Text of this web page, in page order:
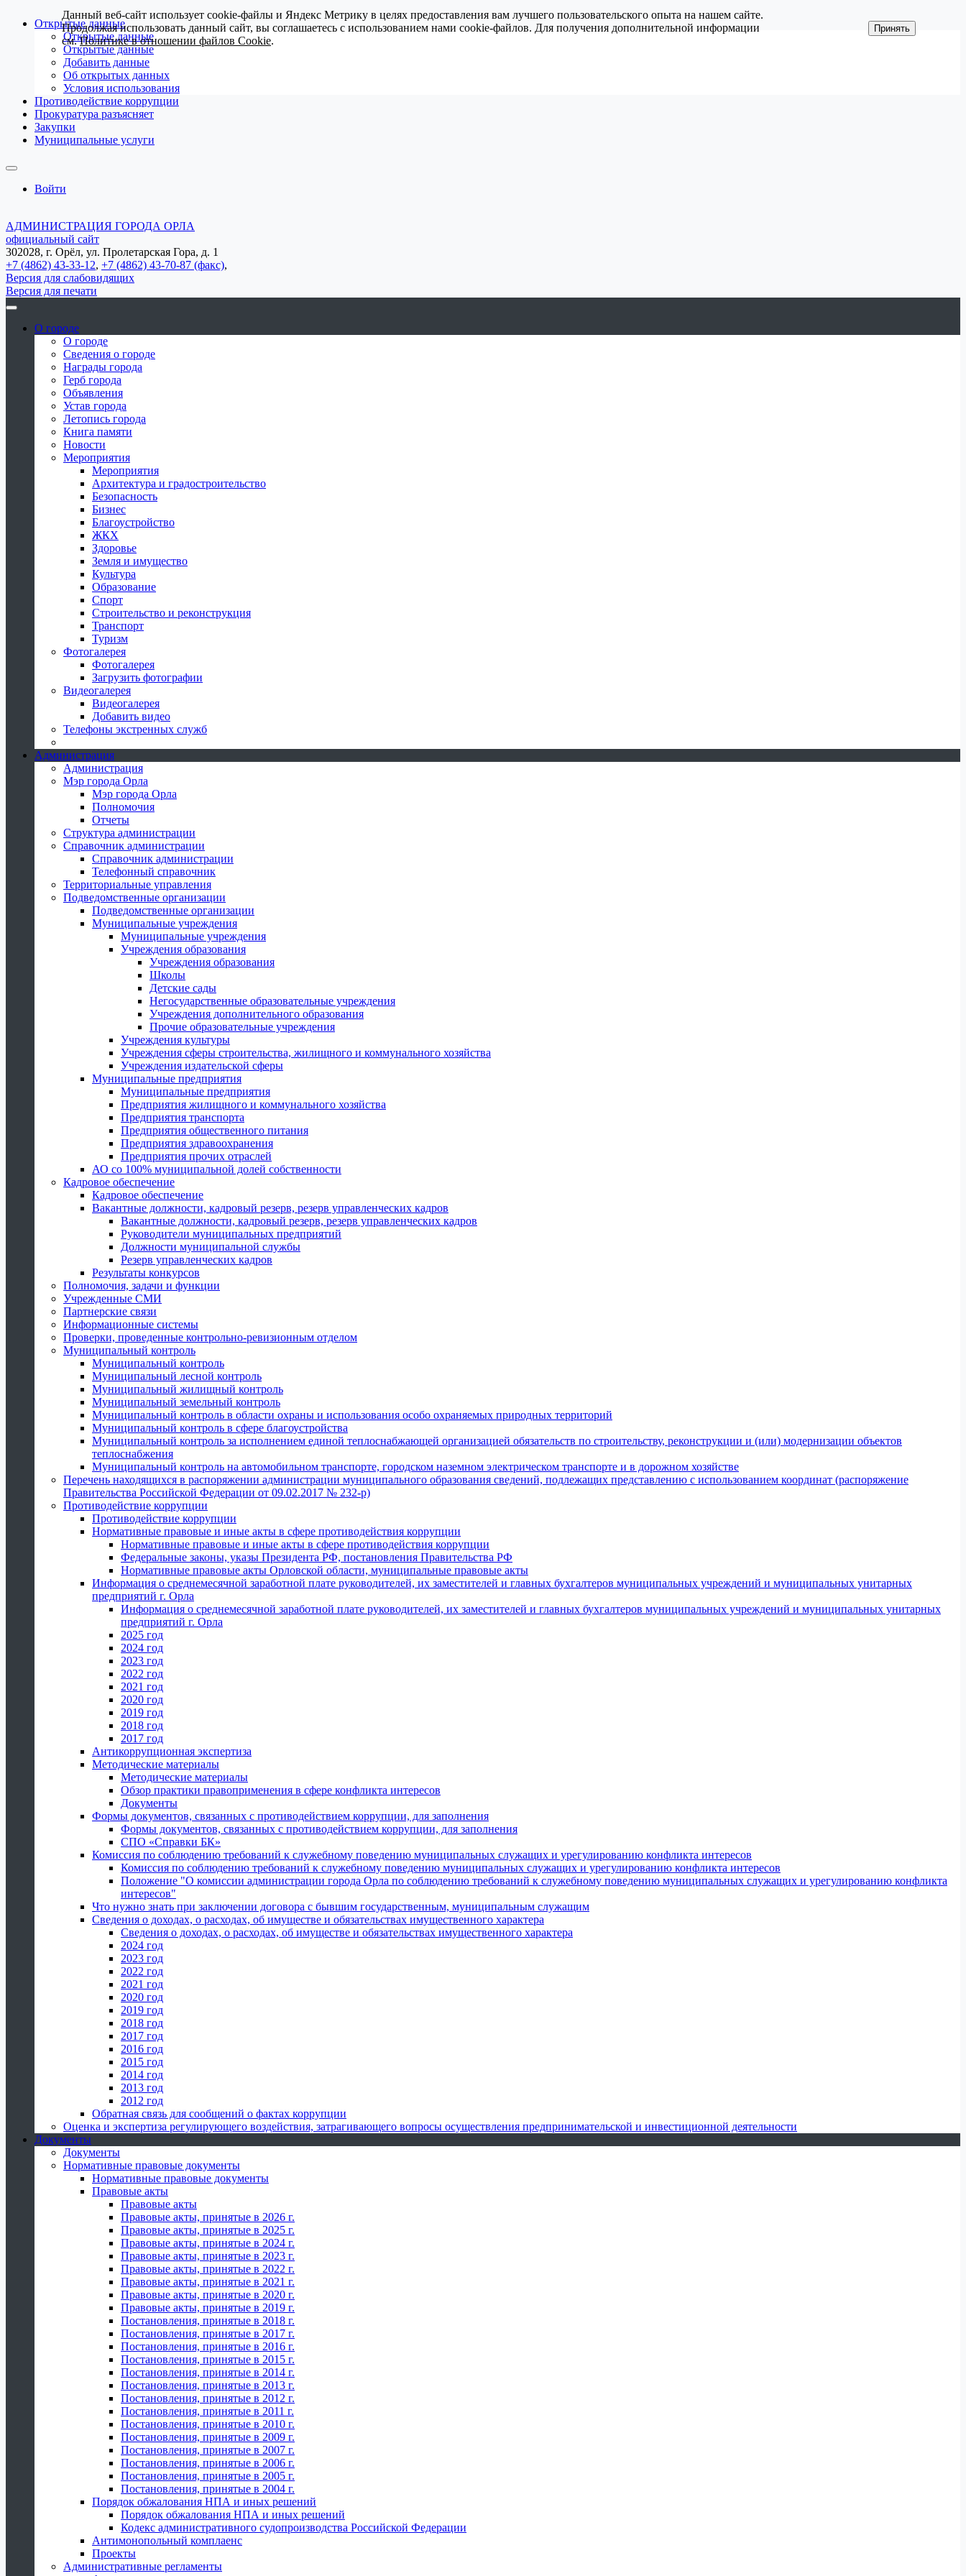
Открытые данные
Открытые данные
Открытые данные
Добавить данные
Об открытых данных
Условия использования
Противодействие коррупции
Прокуратура разъясняет
Закупки
Муниципальные услуги
Войти
АДМИНИСТРАЦИЯ ГОРОДА ОРЛА
официальный сайт
302028, г. Орёл, ул. Пролетарская Гора, д. 1
+7 (4862) 43-33-12, +7 (4862) 43-70-87 (факс),
Версия для слабовидящих
Версия для печати
О городе
О городе
Сведения о городе
Награды города
Герб города
Объявления
Устав города
Летопись города
Книга памяти
Новости
Мероприятия
Мероприятия
Архитектура и градостроительство
Безопасность
Бизнес
Благоустройство
ЖКХ
Здоровье
Земля и имущество
Культура
Образование
Спорт
Строительство и реконструкция
Транспорт
Туризм
Фотогалерея
Фотогалерея
Загрузить фотографии
Видеогалерея
Видеогалерея
Добавить видео
Телефоны экстренных служб
Администрация
Администрация
Мэр города Орла
Мэр города Орла
Полномочия
Отчеты
Структура администрации
Справочник администрации
Справочник администрации
Телефонный справочник
Территориальные управления
Подведомственные организации
Подведомственные организации
Муниципальные учреждения
Муниципальные учреждения
Учреждения образования
Учреждения образования
Школы
Детские сады
Негосударственные образовательные учреждения
Учреждения дополнительного образования
Прочие образовательные учреждения
Учреждения культуры
Учреждения сферы строительства, жилищного и коммунального хозяйства
Учреждения издательской сферы
Муниципальные предприятия
Муниципальные предприятия
Предприятия жилищного и коммунального хозяйства
Предприятия транспорта
Предприятия общественного питания
Предприятия здравоохранения
Предприятия прочих отраслей
АО со 100% муниципальной долей собственности
Кадровое обеспечение
Кадровое обеспечение
Вакантные должности, кадровый резерв, резерв управленческих кадров
Вакантные должности, кадровый резерв, резерв управленческих кадров
Руководители муниципальных предприятий
Должности муниципальной службы
Резерв управленческих кадров
Результаты конкурсов
Полномочия, задачи и функции
Учрежденные СМИ
Партнерские связи
Информационные системы
Проверки, проведенные контрольно-ревизионным отделом
Муниципальный контроль
Муниципальный контроль
Муниципальный лесной контроль
Муниципальный жилищный контроль
Муниципальный земельный контроль
Муниципальный контроль в области охраны и использования особо охраняемых природных территорий
Муниципальный контроль в сфере благоустройства
Муниципальный контроль за исполнением единой теплоснабжающей организацией обязательств по строительству, реконструкции и (или) модернизации объектов
теплоснабжения
Муниципальный контроль на автомобильном транспорте, городском наземном электрическом транспорте и в дорожном хозяйстве
Перечень находящихся в распоряжении администрации муниципального образования сведений, подлежащих представлению с использованием координат (распоряжение
Правительства Российской Федерации от 09.02.2017 № 232-р)
Противодействие коррупции
Противодействие коррупции
Нормативные правовые и иные акты в сфере противодействия коррупции
Нормативные правовые и иные акты в сфере противодействия коррупции
Федеральные законы, указы Президента РФ, постановления Правительства РФ
Нормативные правовые акты Орловской области, муниципальные правовые акты
Информация о среднемесячной заработной плате руководителей, их заместителей и главных бухгалтеров муниципальных учреждений и муниципальных унитарных
предприятий г. Орла
Информация о среднемесячной заработной плате руководителей, их заместителей и главных бухгалтеров муниципальных учреждений и муниципальных унитарных
предприятий г. Орла
2025 год
2024 год
2023 год
2022 год
2021 год
2020 год
2019 год
2018 год
2017 год
Антикоррупционная экспертиза
Методические материалы
Методические материалы
Обзор практики правоприменения в сфере конфликта интересов
Документы
Формы документов, связанных с противодействием коррупции, для заполнения
Формы документов, связанных с противодействием коррупции, для заполнения
СПО «Справки БК»
Комиссия по соблюдению требований к служебному поведению муниципальных служащих и урегулированию конфликта интересов
Комиссия по соблюдению требований к служебному поведению муниципальных служащих и урегулированию конфликта интересов
Положение "О комиссии администрации города Орла по соблюдению требований к служебному поведению муниципальных служащих и урегулированию конфликта
интересов"
Что нужно знать при заключении договора с бывшим государственным, муниципальным служащим
Сведения о доходах, о расходах, об имуществе и обязательствах имущественного характера
Сведения о доходах, о расходах, об имуществе и обязательствах имущественного характера
2024 год
2023 год
2022 год
2021 год
2020 год
2019 год
2018 год
2017 год
2016 год
2015 год
2014 год
2013 год
2012 год
Обратная связь для сообщений о фактах коррупции
Оценка и экспертиза регулирующего воздействия, затрагивающего вопросы осуществления предпринимательской и инвестиционной деятельности
Документы
Документы
Нормативные правовые документы
Нормативные правовые документы
Правовые акты
Правовые акты
Правовые акты, принятые в 2026 г.
Правовые акты, принятые в 2025 г.
Правовые акты, принятые в 2024 г.
Правовые акты, принятые в 2023 г.
Правовые акты, принятые в 2022 г.
Правовые акты, принятые в 2021 г.
Правовые акты, принятые в 2020 г.
Правовые акты, принятые в 2019 г.
Постановления, принятые в 2018 г.
Постановления, принятые в 2017 г.
Постановления, принятые в 2016 г.
Постановления, принятые в 2015 г.
Постановления, принятые в 2014 г.
Постановления, принятые в 2013 г.
Постановления, принятые в 2012 г.
Постановления, принятые в 2011 г.
Постановления, принятые в 2010 г.
Постановления, принятые в 2009 г.
Постановления, принятые в 2007 г.
Постановления, принятые в 2006 г.
Постановления, принятые в 2005 г.
Постановления, принятые в 2004 г.
Порядок обжалования НПА и иных решений
Порядок обжалования НПА и иных решений
Кодекс административного судопроизводства Российской Федерации
Антимонопольный комплаенс
Проекты
Административные регламенты
Данный веб-сайт использует cookie-файлы и Яндекс Метрику в целях предоставления вам лучшего пользовательского опыта на нашем сайте.
Продолжая использовать данный сайт, вы соглашаетесь с использованием нами cookie-файлов. Для получения дополнительной информации
см.Политике в отношении файлов Cookie.
Принять